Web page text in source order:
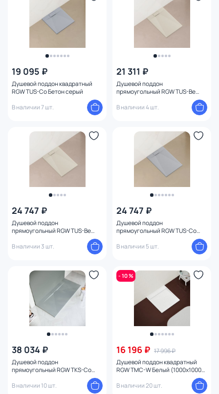
19 095 ₽
Душевой поддон квадратный
RGW TUS-Co Бетон серый
В наличии 7 шт.
21 311 ₽
Душевой поддон
прямоугольный RGW TUS-Be
Бежевый (800x1200) бежевый
В наличии 4 шт.
24 747 ₽
Душевой поддон
прямоугольный RGW TUS-Be
Бежевый (900x1200) бежевый
В наличии 3 шт.
24 747 ₽
Душевой поддон
прямоугольный RGW TUS-Co
В наличии 5 шт.
38 034 ₽
Душевой поддон
прямоугольный RGW TKS-Co
В наличии 10 шт.
- 10 %
16 196 ₽ 17 996 ₽
Душевой поддон квадратный
RGW TMC-W Белый (1000x1000)
В наличии 20 шт.